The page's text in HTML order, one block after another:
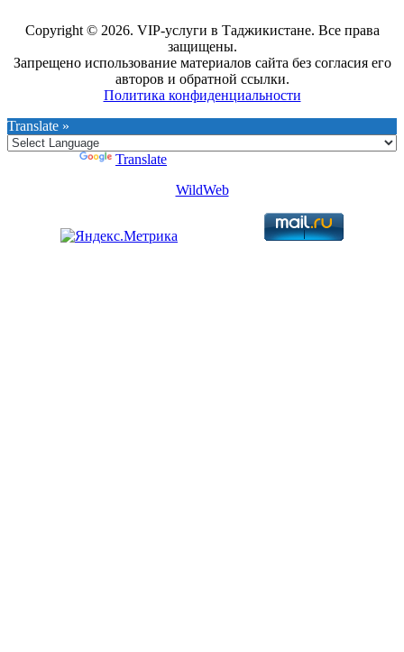
Copyright © 2026. VIP-услуги в Таджикистане. Все права
защищены.
Запрещено использование материалов сайта без согласия его
авторов и обратной ссылки.
Политика конфиденциальности
Translate »
Translate
WildWeb